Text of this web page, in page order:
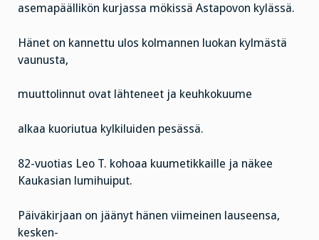
asemapäällikön kurjassa mökissä Astapovon kylässä.
Hänet on kannettu ulos kolmannen luokan kylmästä
vaunusta,
muuttolinnut ovat lähteneet ja keuhkokuume
alkaa kuoriutua kylkiluiden pesässä.
82-vuotias Leo T. kohoaa kuumetikkaille ja näkee
Kaukasian lumihuiput.
Päiväkirjaan on jäänyt hänen viimeinen lauseensa,
kesken-